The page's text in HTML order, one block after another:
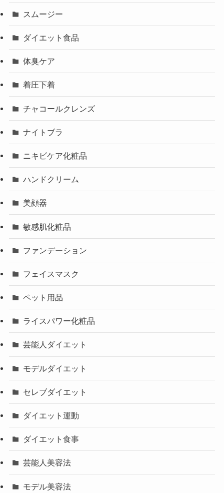
スムージー
ダイエット食品
体臭ケア
着圧下着
チャコールクレンズ
ナイトブラ
ニキビケア化粧品
ハンドクリーム
美顔器
敏感肌化粧品
ファンデーション
フェイスマスク
ペット用品
ライスパワー化粧品
芸能人ダイエット
モデルダイエット
セレブダイエット
ダイエット運動
ダイエット食事
芸能人美容法
モデル美容法